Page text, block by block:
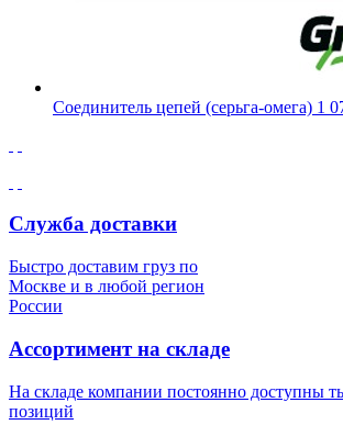
Соединитель цепей (серьга-омега) 1
Служба доставки
Быстро доставим груз по
Москве и в любой регион
России
Ассортимент на складе
На складе компании постоянно доступны
позиций